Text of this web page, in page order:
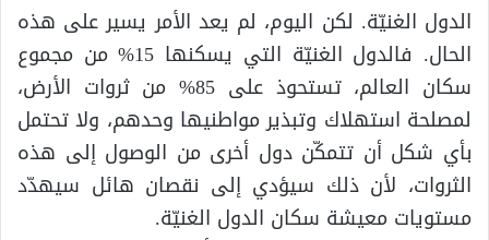
الدول الغنيّة. لكن اليوم، لم يعد الأمر يسير على هذه
الحال. فالدول الغنيّة التي يسكنها 15% من مجموع
سكان العالم، تستحوذ على 85% من ثروات الأرض،
لمصلحة استهلاك وتبذير مواطنيها وحدهم، ولا تحتمل
بأي شكل أن تتمكّن دول أخرى من الوصول إلى هذه
الثروات، لأن ذلك سيؤدي إلى نقصان هائل سيهدّد
مستويات معيشة سكان الدول الغنيّة.